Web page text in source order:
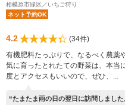
相模原市緑区／いちご狩り
ネット予約OK
4.2
(34件)
有機肥料たっぷりで、なるべく農薬
気に育ったとれたての野菜は、本当
度とアクセスもいいので、ぜひ、...
“たまたま雨の日の翌日に訪問しました